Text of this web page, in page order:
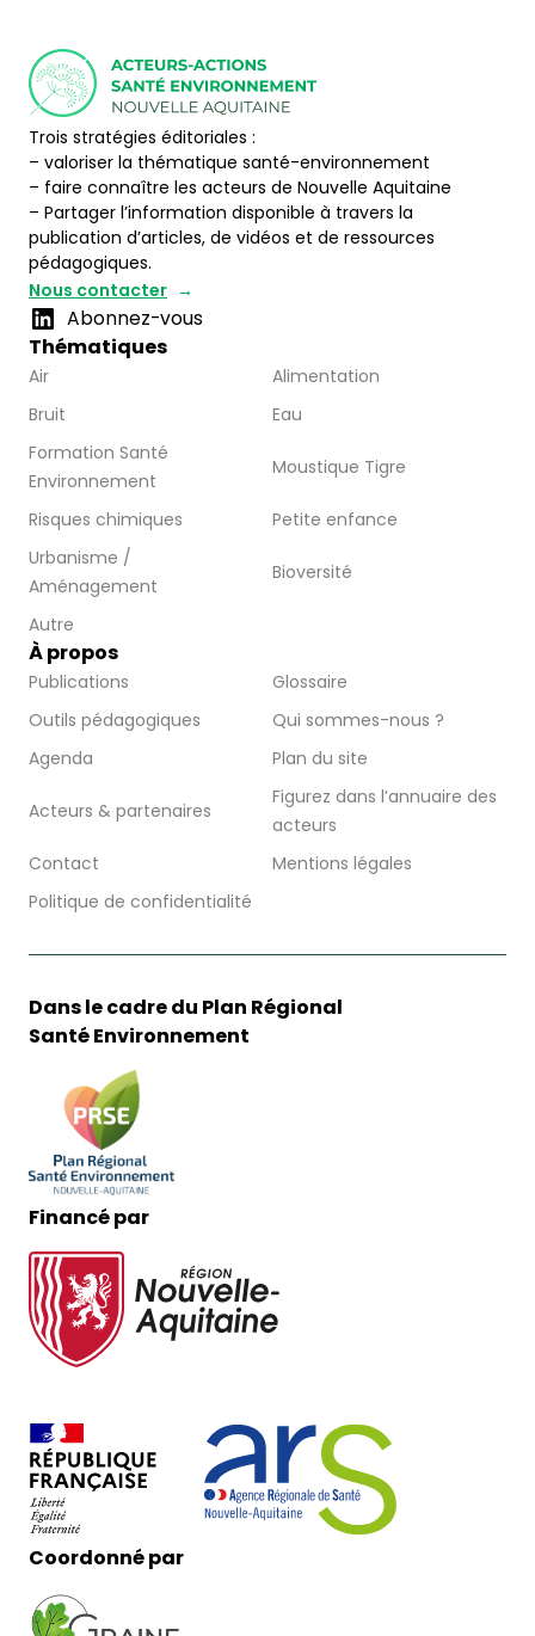
Trois stratégies éditoriales :
– valoriser la thématique santé-environnement
– faire connaître les acteurs de Nouvelle Aquitaine
– Partager l’information disponible à travers la
publication d’articles, de vidéos et de ressources
pédagogiques.
Nous contacter
Abonnez-vous
Thématiques
Air
Alimentation
Bruit
Eau
Formation Santé
Environnement
Moustique Tigre
Risques chimiques
Petite enfance
Urbanisme /
Aménagement
Bioversité
Autre
À propos
Publications
Glossaire
Outils pédagogiques
Qui sommes-nous ?
Agenda
Plan du site
Acteurs & partenaires
Figurez dans l’annuaire des
acteurs
Contact
Mentions légales
Politique de confidentialité
Dans le cadre du Plan Régional
Santé Environnement
Financé par
Coordonné par